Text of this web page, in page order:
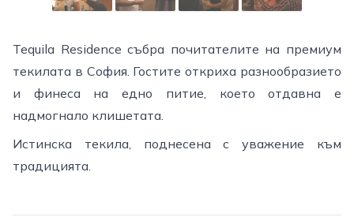
Tequila Residence събра почитателите на премиум
текилата в София. Гостите откриха разнообразието
и финеса на едно питие, което отдавна е
надмогнало клишетата.
Истинска текила, поднесена с уважение към
традицията.